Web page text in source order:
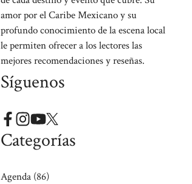
amor por el Caribe Mexicano y su
profundo conocimiento de la escena local
le permiten ofrecer a los lectores las
mejores recomendaciones y reseñas.
Síguenos
Categorías
Agenda (86)